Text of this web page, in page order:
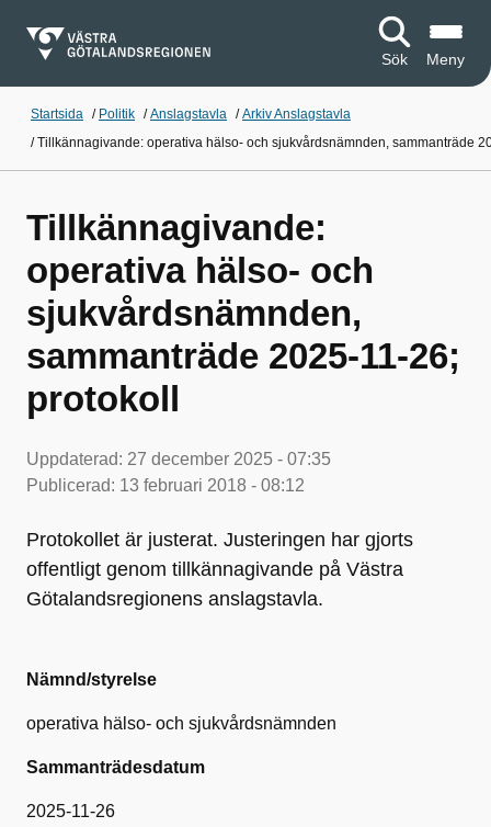
Sök Meny
Startsida / Politik /Anslagstavla /Arkiv Anslagstavla
/Tillkännagivande: operativa hälso- och sjukvårdsnämnden, sammanträde
Tillkännagivande:
operativa hälso- och
sjukvårdsnämnden,
sammanträde 2025-11-26;
protokoll
Uppdaterad: 27 december 2025 - 07:35
Publicerad: 13 februari 2018 - 08:12
Protokollet är justerat. Justeringen har gjorts
offentligt genom tillkännagivande på Västra
Götalandsregionens anslagstavla.
Nämnd/styrelse
operativa hälso- och sjukvårdsnämnden
Sammanträdesdatum
2025-11-26